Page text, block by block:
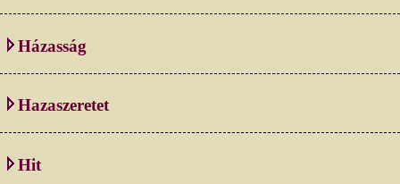
Házasság
Hazaszeretet
Hit